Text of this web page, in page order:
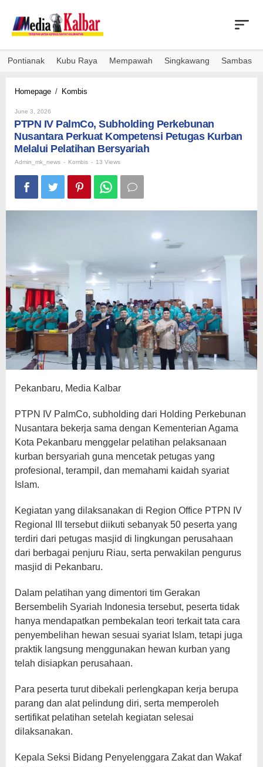
content
Pontianak Kubu Raya Mempawah Singkawang Sambas
Homepage / Kombis
Subholding
Perkebunan
Nusantara
Perkuat
Kompetensi
Petugas
Kurban
Melalui
June 3, 2026
PTPN IV PalmCo, Subholding Perkebunan
Nusantara Perkuat Kompetensi Petugas Kurban
Melalui Pelatihan Bersyariah
Admin_mk_news - Kombis - 13 Views
Pekanbaru, Media Kalbar
PTPN IV PalmCo, subholding dari Holding Perkebunan
Nusantara bekerja sama dengan Kementerian Agama
Kota Pekanbaru menggelar pelatihan pelaksanaan
kurban bersyariah guna mencetak petugas yang
profesional, terampil, dan memahami kaidah syariat
Islam.
Kegiatan yang dilaksanakan di Region Office PTPN IV
Regional III tersebut diikuti sebanyak 50 peserta yang
terdiri dari petugas masjid di lingkungan perusahaan
dari berbagai penjuru Riau, serta perwakilan pengurus
masjid di Pekanbaru.
Dalam pelatihan yang dimentori tim Gerakan
Bersembelih Syariah Indonesia tersebut, peserta tidak
hanya mendapatkan pembekalan teori terkait tata cara
penyembelihan hewan sesuai syariat Islam, tetapi juga
praktik langsung menggunakan hewan kurban yang
telah disiapkan perusahaan.
Para peserta turut dibekali perlengkapan kerja berupa
parang dan alat pelindung diri, serta memperoleh
sertifikat pelatihan setelah kegiatan selesai
dilaksanakan.
Kepala Seksi Bidang Penyelenggara Zakat dan Wakaf